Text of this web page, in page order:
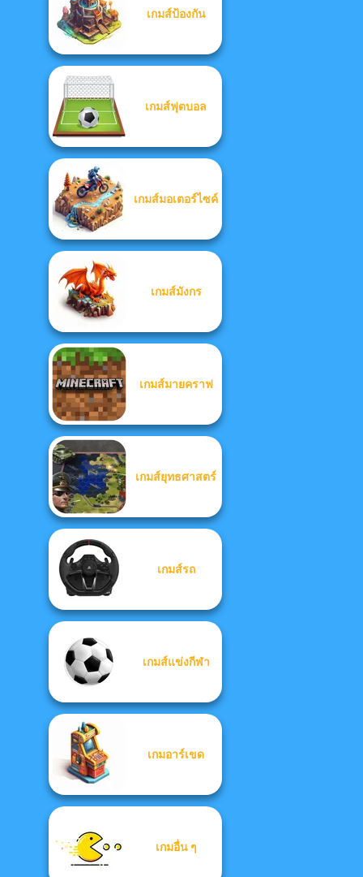
เกมส์ป้องกัน
เกมส์ฟุตบอล
เกมส์มอเตอร์ไซค์
เกมส์มังกร
เกมส์มายคราฟ
เกมส์ยุทธศาสตร์
เกมส์รถ
เกมส์แข่งกีฬา
เกมอาร์เขด
เกมอื่น ๆ